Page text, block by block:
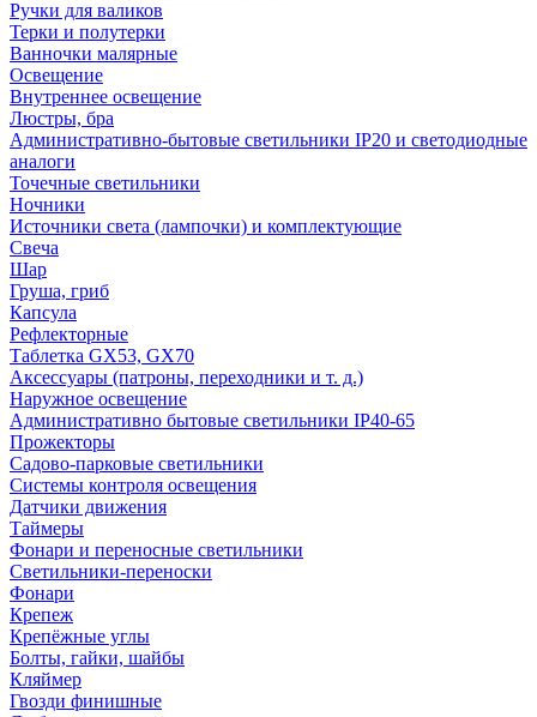
Ручки для валиков
Терки и полутерки
Ванночки малярные
Освещение
Внутреннее освещение
Люстры, бра
Административно-бытовые светильники IP20 и светодиодные
аналоги
Точечные светильники
Ночники
Источники света (лампочки) и комплектующие
Свеча
Шар
Груша, гриб
Капсула
Рефлекторные
Таблетка GX53, GX70
Аксессуары (патроны, переходники и т. д.)
Наружное освещение
Административно бытовые светильники IP40-65
Прожекторы
Садово-парковые светильники
Системы контроля освещения
Датчики движения
Таймеры
Фонари и переносные светильники
Светильники-переноски
Фонари
Крепеж
Крепёжные углы
Болты, гайки, шайбы
Кляймер
Гвозди финишные